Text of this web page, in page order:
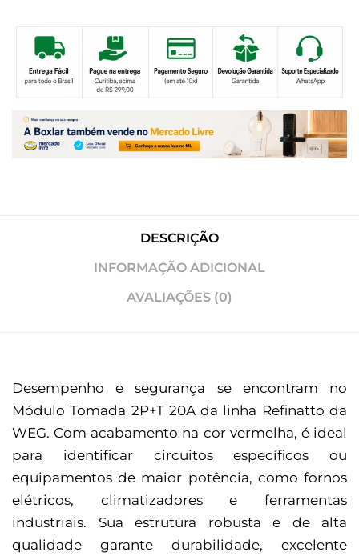
DESCRIÇÃO
INFORMAÇÃO ADICIONAL
AVALIAÇÕES (0)
Desempenho e segurança se encontram no
Módulo Tomada 2P+T 20A da linha Refinatto da
WEG. Com acabamento na cor vermelha, é ideal
para identificar circuitos específicos ou
equipamentos de maior potência, como fornos
elétricos, climatizadores e ferramentas
industriais. Sua estrutura robusta e de alta
qualidade garante durabilidade, excelente